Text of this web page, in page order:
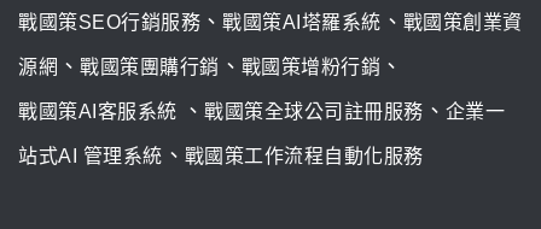
戰國策SEO行銷服務 、 戰國策AI塔羅系統 、 戰國策創業資
源網 、 戰國策團購行銷 、 戰國策增粉行銷 、
戰國策AI客服系統 、 戰國策全球公司註冊服務 、 企業一
站式AI 管理系統 、 戰國策工作流程自動化服務